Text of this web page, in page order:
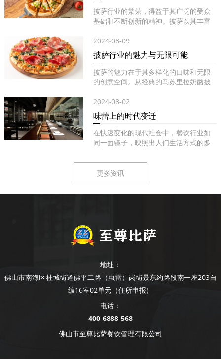
披萨行业的繁荣，得益于其广泛的受众
基础和不断创新的精神。披萨以其丰富
2024-08-09
披萨行业的魅力与无限可能
披萨的魅力在于其多样化的口味和无限
的创意空间。从经典的马苏里拉奶酪披
2024-08-02
味蕾上的时代变迁
在快速变化的现代社会中，餐饮行业如
同一面镜子，映照出人们生活方式的多
更多资讯
地址：
佛山市南海区桂城街道佛平二路（虫雷）岗街景东约路段南一座203自
编16室02单元（住所申报）
电话：
400-6888-568
佛山市至尊比萨餐饮管理有限公司